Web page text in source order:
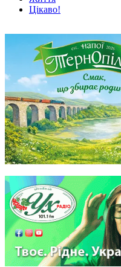
Цікаво!